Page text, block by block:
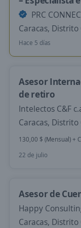
PRC
Caracas,
Hace 5 días
Asesor
de retiro
Intelectos C&F
Caracas,
130,00 $ (Mensual) +
22 de julio
Asesor de
Happy
Caracas,